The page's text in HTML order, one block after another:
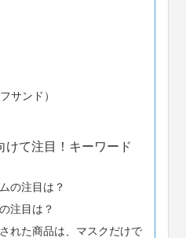
サンド）
けて注目！キーワード
の注目は？
注目は？
れた商品は、マスクだけで